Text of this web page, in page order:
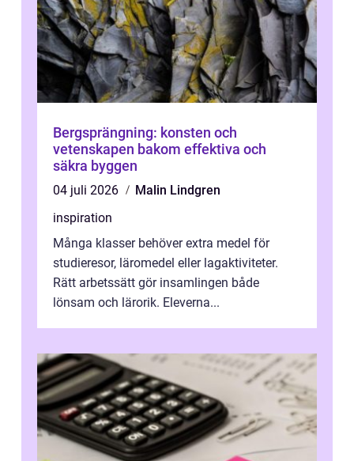
Bergsprängning: konsten och
vetenskapen bakom effektiva och
säkra byggen
04 juli 2026
Malin Lindgren
inspiration
Många klasser behöver extra medel för
studieresor, läromedel eller lagaktiviteter.
Rätt arbetssätt gör insamlingen både
lönsam och lärorik. Eleverna...